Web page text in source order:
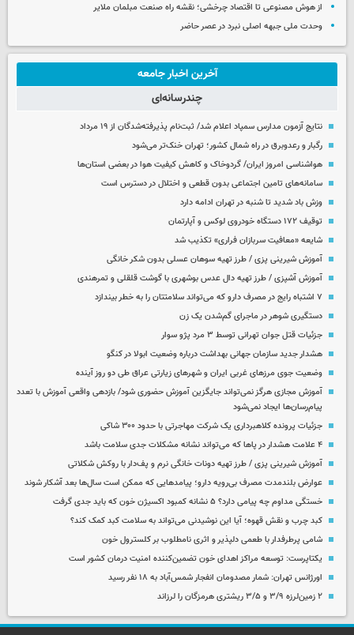
از هوش مصنوعی تا اقتصاد چرخشی؛ نقشه راه صنعت مبلمان ملایر
وحدت ملی جبهه اصلی نبرد در عصر حاضر
آخرین اخبار جامعه
چندرسانه‌ای
نتایج آزمون مدارس سمپاد اعلام شد/ ثبت‌نام پذیرفته‌شدگان از ۱۹ مرداد
رگبار و رعدوبرق در راه شمال کشور؛ تهران خنک‌تر می‌شود
هواشناسی امروز ایران/ گردوخاک و کاهش کیفیت هوا در بعضی استان‌ها
سامانه‌های تامین اجتماعی بدون قطعی و اختلال در دسترس است
وزش باد شدید تا شنبه در تهران ادامه دارد
توقیف ۱۷۲ دستگاه خودروی لوکس و آپارتمان
شایعه «معافیت سربازان فراری» تکذیب شد
آموزش شیرینی پزی / طرز تهیه سوهان عسلی بدون شکر خانگی
آموزش آشپزی / طرز تهیه دال عدس بوشهری با گوشت قلقلی و تمرهندی
۷ اشتباه رایج در مصرف دارو که می‌تواند سلامتتان را به خطر بیندازد
دستگیری شوهر در ماجرای گم‌شدن یک زن
جزئیات قتل جوان تهرانی توسط ۳ مرد پژو سوار
هشدار جدید سازمان جهانی بهداشت درباره وضعیت ابولا در کنگو
وضعیت جوی مرزهای غربی ایران و شهرهای زیارتی عراق طی دو روز آینده
آموزش مجازی هرگز نمی‌تواند جایگزین آموزش حضوری شود/ بازدهی واقعی آموزش با تعدد
پیام‌رسان‌ها ایجاد نمی‌شود
جزئیات پرونده کلاهبرداری یک شرکت مهاجرتی با حدود ۳۰۰ شاکی
۴ علامت هشدار در پاها که می‌تواند نشانه مشکلات جدی سلامت باشد
آموزش شیرینی پزی / طرز تهیه دونات خانگی نرم و پف‌دار با روکش شکلاتی
عوارض بلندمدت مصرف بی‌رویه دارو؛ پیامدهایی که ممکن است سال‌ها بعد آشکار شوند
خستگی مداوم چه پیامی دارد؟ ۵ نشانه کمبود اکسیژن خون که باید جدی گرفت
کبد چرب و نقش قهوه؛ آیا این نوشیدنی می‌تواند به سلامت کبد کمک کند؟
شامی پرطرفدار با طعمی دلپذیر و اثری نامطلوب بر کلسترول خون
یکتاپرست: توسعه مراکز اهدای خون تضمین‌کننده امنیت درمان کشور است
اورژانس تهران: شمار مصدومان انفجار شمس‌آباد به ۱۸ نفر رسید
۲ زمین‌لرزه ۳/۹ و ۳/۵ ریشتری هرمزگان را لرزاند